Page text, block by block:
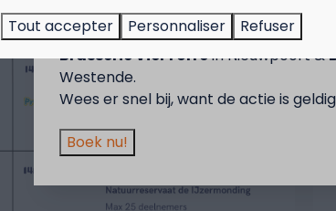
voor 2 personen wanneer je een
Deze actie is geldig in de restaurants
Brasserie VierTorrein Nieuwpoort &
Westende.
Wees er snel bij, want de actie is
Boek nu!
Tout accepter Personnaliser Refuser